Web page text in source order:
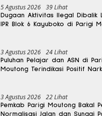
5 Agustus 2026 39 Lihat
Dugaan Aktivitas Ilegal Dibalik
IPR Blok 6 Kayuboko di Parigi
3 Agustus 2026 24 Lihat
Puluhan Pelajar dan ASN di
Moutong Terindikasi Positif
3 Agustus 2026 22 Lihat
Pemkab Parigi Moutong Bakal
Normalisasi Jalan dan Sungai